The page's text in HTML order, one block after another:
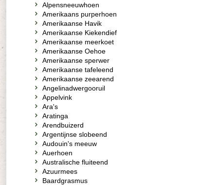
Alpensneeuwhoen
Amerikaans purperhoen
Amerikaanse Havik
Amerikaanse Kiekendief
Amerikaanse meerkoet
Amerikaanse Oehoe
Amerikaanse sperwer
Amerikaanse tafeleend
Amerikaanse zeearend
Angelinadwergooruil
Appelvink
Ara's
Aratinga
Arendbuizerd
Argentijnse slobeend
Audouin's meeuw
Auerhoen
Australische fluiteend
Azuurmees
Baardgrasmus